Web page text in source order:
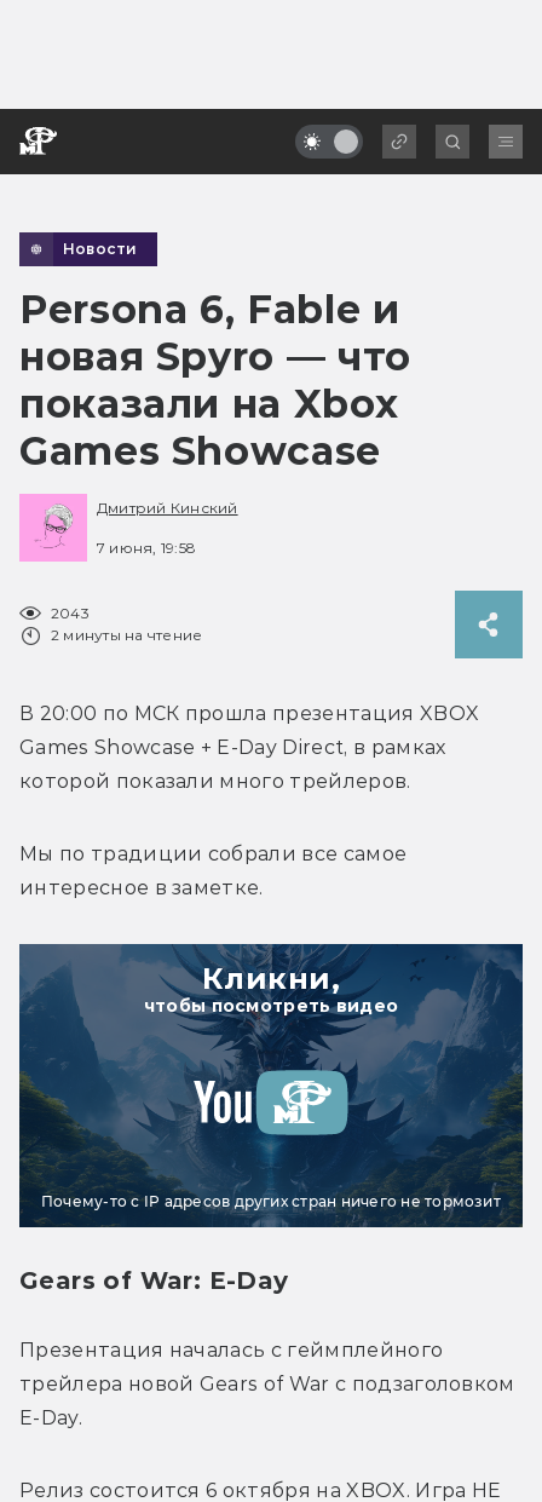
Новости
Persona 6, Fable и
новая Spyro — что
показали на Xbox
Games Showcase
Дмитрий Кинский
7 июня, 19:58
2043
2 минуты на чтение
В 20:00 по МСК прошла презентация XBOX
Games Showcase + E-Day Direct, в рамках
которой показали много трейлеров.
Мы по традиции собрали все самое
интересное в заметке.
Кликни,
чтобы посмотреть видео
Почему-то с IP адресов других стран ничего не тормозит
Gears of War: E-Day
Презентация началась с геймплейного
трейлера новой Gears of War с подзаголовком
E-Day.
Релиз состоится 6 октября на XBOX. Игра НЕ